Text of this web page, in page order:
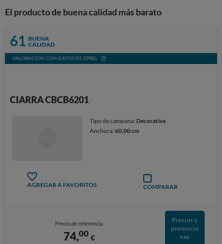
El producto de buena calidad más barato
61 BUENA
CALIDAD
VALORACIÓN CON DATOS DE EPREL
CIARRA CBCB6201
Tipo de campana: Decorativa
Anchura:60,00 cm
AGREGAR A FAVORITOS COMPARAR
Precio de referencia
74,00 €
Precios y
promocio
nes